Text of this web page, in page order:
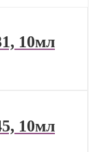
10мл
10мл